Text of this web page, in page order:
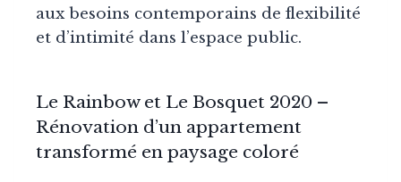
aux besoins contemporains de flexibilité
et d’intimité dans l’espace public.
Le Rainbow et Le Bosquet 2020 –
Rénovation d’un appartement
transformé en paysage coloré